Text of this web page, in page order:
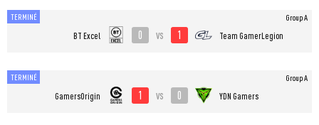
TERMINÉ
BT Excel 0 vs 1 Team GamerLegion
Group A
TERMINÉ
GamersOrigin 1 vs 0 YDN Gamers
Group A